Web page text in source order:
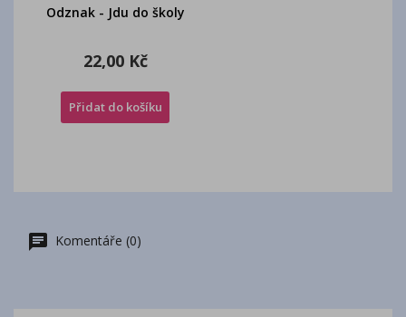
Odznak - Jdu do školy
22,00 Kč
Přidat do košíku
Komentáře (0)